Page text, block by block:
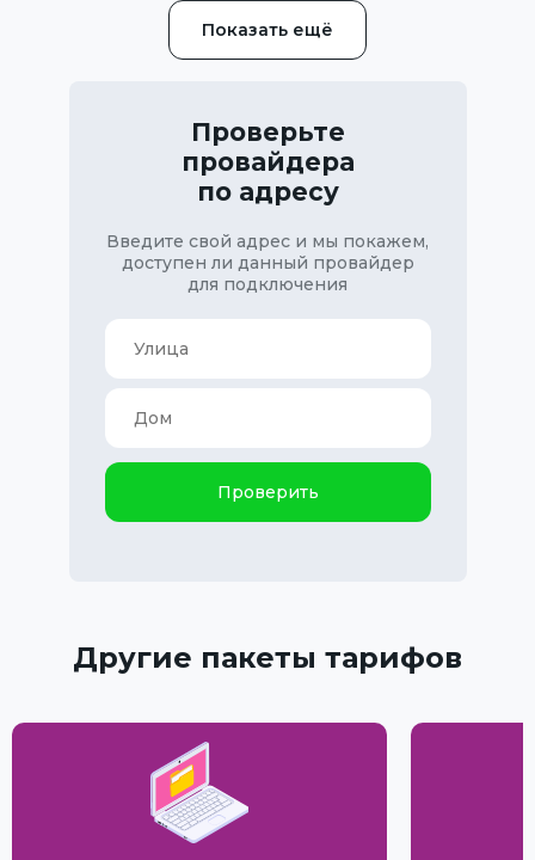
Показать ещё
Проверьте
провайдера
по адресу
Введите свой адрес и мы покажем,
доступен ли данный провайдер
для подключения
Проверить
Другие пакеты тарифов